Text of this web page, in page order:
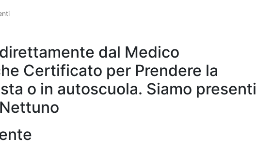
dal Medico
Certificato per Prendere la
o in autoscuola. Siamo presenti